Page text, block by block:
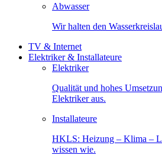
Abwasser
Wir halten den
TV & Internet
Elektriker & Installateure
Elektriker
Qualität und hohes
Elektriker aus.
Installateure
HKLS: Heizung – Klima –
wissen wie.